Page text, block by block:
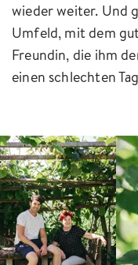
wieder weiter. Und
Umfeld, mit dem
Freundin, die ihm
einen schlechten